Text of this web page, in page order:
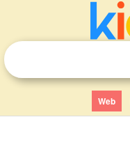
Web